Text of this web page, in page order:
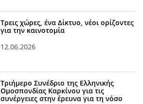
Τρεις χώρες, ένα Δίκτυο, νέοι ορίζοντες
για την καινοτομία
12.06.2026
Τριήμερο Συνέδριο της Ελληνικής
Ομοσπονδίας Καρκίνου για τις
συνέργειες στην έρευνα για τη νόσο